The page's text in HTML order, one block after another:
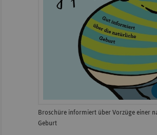
Broschüre informiert über Vorzüge einer
Geburt